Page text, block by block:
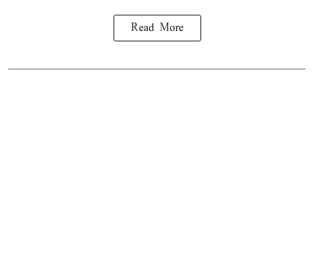
Read More